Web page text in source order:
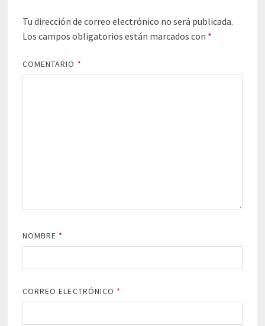
Tu dirección de correo electrónico no será publicada.
Los campos obligatorios están marcados con *
COMENTARIO *
NOMBRE *
CORREO ELECTRÓNICO *